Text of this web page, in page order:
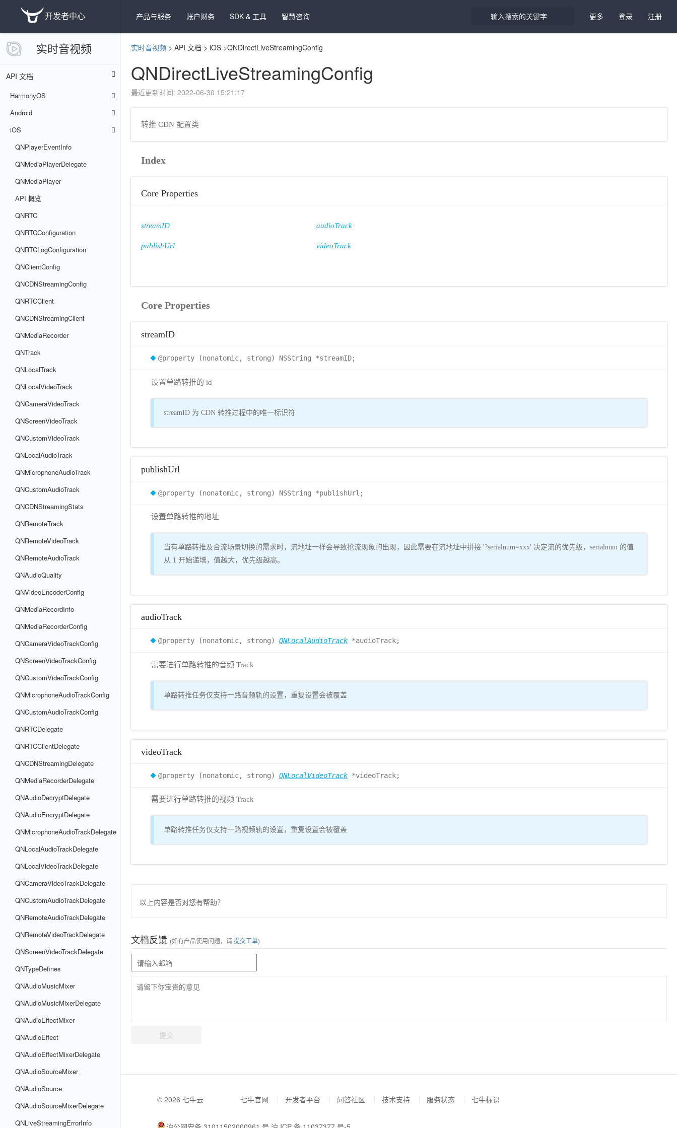
开发者中心 产品与服务 账户财务 SDK & 工具 智慧咨询 更多 登录 注册
实时音视频
API 文档
HarmonyOS
Android
iOS
QNPlayerEventInfo
QNMediaPlayerDelegate
QNMediaPlayer
API 概览
QNRTC
QNRTCConfiguration
QNRTCLogConfiguration
QNClientConfig
QNCDNStreamingConfig
QNRTCClient
QNCDNStreamingClient
QNMediaRecorder
QNTrack
QNLocalTrack
QNLocalVideoTrack
QNCameraVideoTrack
QNScreenVideoTrack
QNCustomVideoTrack
QNLocalAudioTrack
QNMicrophoneAudioTrack
QNCustomAudioTrack
QNCDNStreamingStats
QNRemoteTrack
QNRemoteVideoTrack
QNRemoteAudioTrack
QNAudioQuality
QNVideoEncoderConfig
QNMediaRecordInfo
QNMediaRecorderConfig
QNCameraVideoTrackConfig
QNScreenVideoTrackConfig
QNCustomVideoTrackConfig
QNMicrophoneAudioTrackConfig
QNCustomAudioTrackConfig
QNRTCDelegate
QNRTCClientDelegate
QNCDNStreamingDelegate
QNMediaRecorderDelegate
QNAudioDecryptDelegate
QNAudioEncryptDelegate
QNMicrophoneAudioTrackDelegate
QNLocalAudioTrackDelegate
QNLocalVideoTrackDelegate
QNCameraVideoTrackDelegate
QNCustomAudioTrackDelegate
QNRemoteAudioTrackDelegate
QNRemoteVideoTrackDelegate
QNScreenVideoTrackDelegate
QNTypeDefines
QNAudioMusicMixer
QNAudioMusicMixerDelegate
QNAudioEffectMixer
QNAudioEffect
QNAudioEffectMixerDelegate
QNAudioSourceMixer
QNAudioSource
QNAudioSourceMixerDelegate
QNLiveStreamingErrorInfo
实时音视频 > API 文档 > iOS >QNDirectLiveStreamingConfig
QNDirectLiveStreamingConfig
最近更新时间: 2022-06-30 15:21:17
转推 CDN 配置类
Index
Core Properties
streamID
publishUrl
audioTrack
videoTrack
Core Properties
streamID
@property (nonatomic, strong) NSString *streamID;
设置单路转推的 id
streamID 为 CDN 转推过程中的唯一标识符
publishUrl
@property (nonatomic, strong) NSString *publishUrl;
设置单路转推的地址
当有单路转推及合流场景切换的需求时，流地址一样会导致抢流现象的出现，因此需要在流地址中拼接 '?serialnum=xxx' 决定流的优先级，serialnum 的值
从 1 开始递增，值越大，优先级越高。
audioTrack
@property (nonatomic, strong) QNLocalAudioTrack *audioTrack;
需要进行单路转推的音频 Track
单路转推任务仅支持一路音频轨的设置，重复设置会被覆盖
videoTrack
@property (nonatomic, strong) QNLocalVideoTrack *videoTrack;
需要进行单路转推的视频 Track
单路转推任务仅支持一路视频轨的设置，重复设置会被覆盖
以上内容是否对您有帮助？
文档反馈 (如有产品使用问题，请提交工单)
提交
© 2026 七牛云 七牛官网 开发者平台 问答社区 技术支持 服务状态 七牛标识